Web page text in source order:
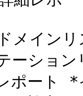
メイン
ーショ
ポート